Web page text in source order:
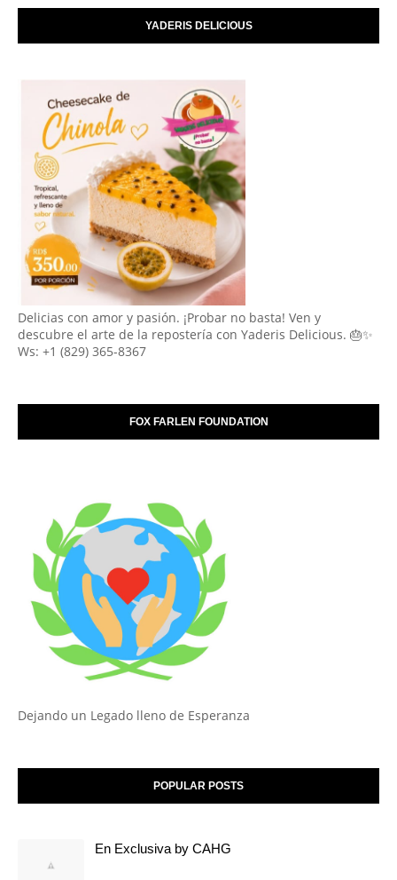
YADERIS DELICIOUS
Delicias con amor y pasión. ¡Probar no basta! Ven y
descubre el arte de la repostería con Yaderis Delicious. 🎂✨
Ws: +1 (829) 365-8367
FOX FARLEN FOUNDATION
Dejando un Legado lleno de Esperanza
POPULAR POSTS
En Exclusiva by CAHG